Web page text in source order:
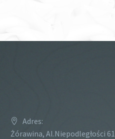
Adres:
Żórawina, Al.Niepodległości 61